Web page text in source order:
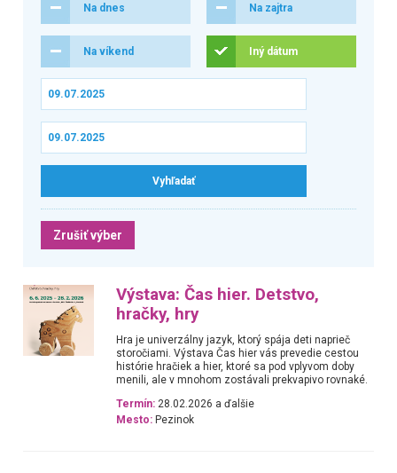
Na dnes Na zajtra
Na víkend Iný dátum
Zrušiť výber
Výstava: Čas hier. Detstvo,
hračky, hry
Hra je univerzálny jazyk, ktorý spája deti naprieč
storočiami. Výstava Čas hier vás prevedie cestou
histórie hračiek a hier, ktoré sa pod vplyvom doby
menili, ale v mnohom zostávali prekvapivo rovnaké.
Termín: 28.02.2026 a ďalšie
Mesto: Pezinok